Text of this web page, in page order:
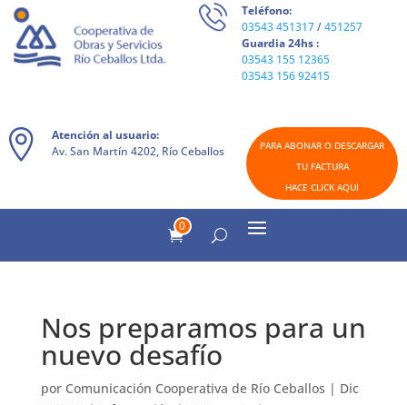
Teléfono:
03543 451317/451257
Guardia 24hs :
03543 155 12365
03543 156 92415
Atención al usuario:
Av. San Martín 4202, Río Ceballos
PARA ABONAR O DESCARGAR
TU FACTURA
HACE CLICK AQUI
0
Nos preparamos para un
nuevo desafío
por Comunicación Cooperativa de Río Ceballos | Dic